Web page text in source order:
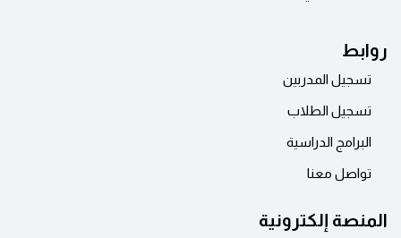
روابط
تسجيل المدربين
تسجيل الطلاب
البرامج الدراسية
تواصل معنا
المنصة إلكترونية